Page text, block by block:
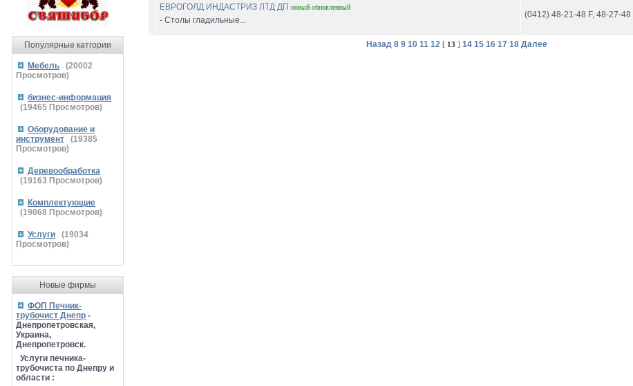
Популярные катгории
Мебель (20002
Просмотров)
бизнес-информация
(19465 Просмотров)
Оборудование и
инструмент
(19385
Просмотров)
Деревообработка
(19163 Просмотров)
Комплектующие
(19068 Просмотров)
Услуги (19034
Просмотров)
Новые фирмы
ФОП Печник-
трубочист Днепр -
Днепропетровская,
Украина,
Днепропетровск.
Услуги печника-
трубочиста по Днепру и
области :
ЕВРОГОЛД ИНДАСТРИЗ ЛТД ДП новый обновленный
- Столы гладильные...
(0412) 48-21-48 F, 48-27-48
Назад 8 9 10 11 12 [ 13 ] 14 15 16 17 18 Далее